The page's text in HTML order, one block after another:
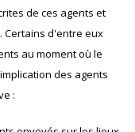
de ces agents et
. Certains d'entre eux
au moment où le
des agents
: